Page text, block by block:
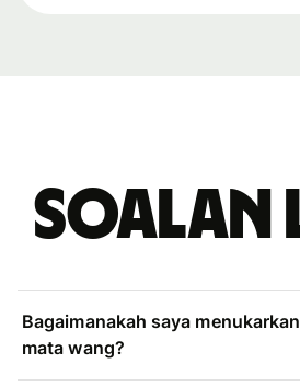
Soalan
Bagaimanakah saya menukarkan
mata wang?